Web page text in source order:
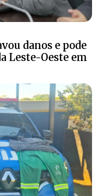
danos e pode
Leste-Oeste em